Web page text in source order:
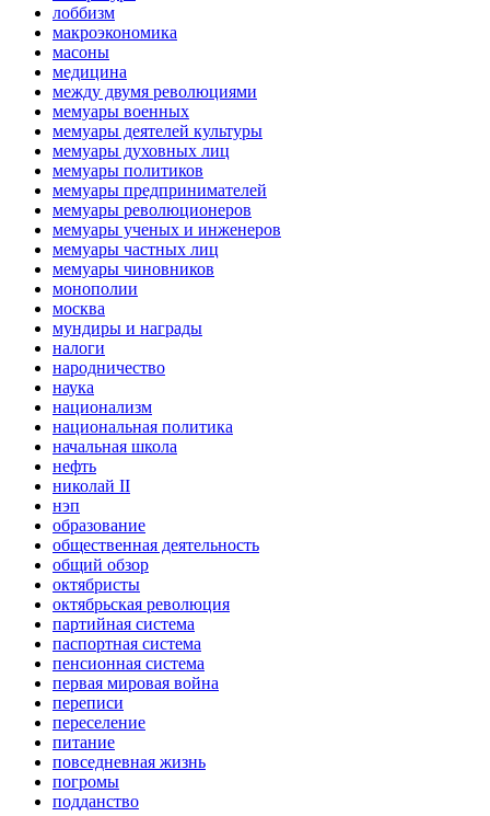
лоббизм
макроэкономика
масоны
медицина
между двумя революциями
мемуары военных
мемуары деятелей культуры
мемуары духовных лиц
мемуары политиков
мемуары предпринимателей
мемуары революционеров
мемуары ученых и инженеров
мемуары частных лиц
мемуары чиновников
монополии
москва
мундиры и награды
налоги
народничество
наука
национализм
национальная политика
начальная школа
нефть
николай II
нэп
образование
общественная деятельность
общий обзор
октябристы
октябрьская революция
партийная система
паспортная система
пенсионная система
первая мировая война
переписи
переселение
питание
повседневная жизнь
погромы
подданство